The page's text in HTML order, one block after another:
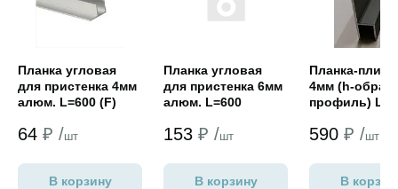
Планка угловая
для пристенка 4мм
алюм. L=600 (F)
64 ₽ /шт
В корзину
Планка угловая
для пристенка 6мм
алюм. L=600
153 ₽ /шт
В корзину
Планка-
4мм (h-
профиль)
590 ₽ /шт
В